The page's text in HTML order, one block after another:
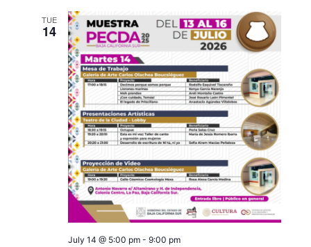
TUE
14
July 14 @ 5:00 pm- 9:00 pm